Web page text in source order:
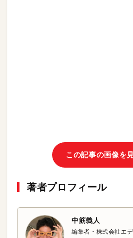
この記事の画像を
著者プロフィール
中筋義人
編集者・株式会社エ